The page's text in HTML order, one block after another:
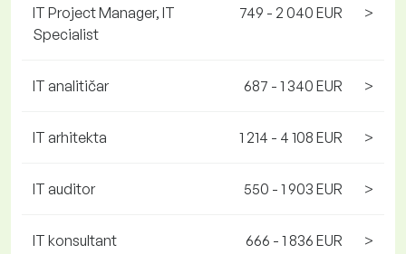
IT Project Manager, IT
Specialist
749 - 2 040 EUR >
IT analitičar 687 - 1 340 EUR >
IT arhitekta 1 214 - 4 108 EUR >
IT auditor 550 - 1 903 EUR >
IT konsultant 666 - 1 836 EUR >